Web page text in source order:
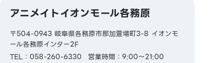
アニメイトイオンモール各務原
〒504-0943 岐阜県各務原市那加萱場町3-8 イオンモ
ール各務原インター2F
TEL：058-260-6330
営業時間：9:00～21:00